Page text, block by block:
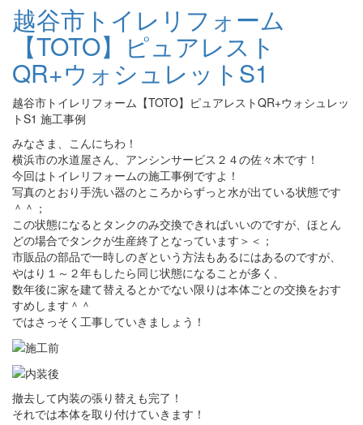
越谷市トイレリフォーム
【TOTO】ピュアレスト
QR+ウォシュレットS1
越谷市トイレリフォーム【TOTO】ピュアレストQR+ウォシュレッ
トS1 施工事例
みなさま、こんにちわ！
横浜市の水道屋さん、アンシンサービス２４の佐々木です！
今回はトイレリフォームの施工事例ですよ！
写真のとおり手洗い器のところからずっと水が出ている状態です
＾＾；
この状態になるとタンクのみ交換できればいいのですが、ほとん
どの場合でタンクが生産終了となっています＞＜；
市販品の部品で一時しのぎという方法もあるにはあるのですが、
やはり１～２年もしたら同じ状態になることが多く、
数年後に家を建て替えるとかでない限りは本体ごとの交換をおす
すめします＾＾
ではさっそく工事していきましょう！
撤去して内装の張り替えも完了！
それでは本体を取り付けていきます！